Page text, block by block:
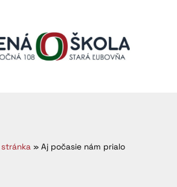
» Aj počasie nám prialo